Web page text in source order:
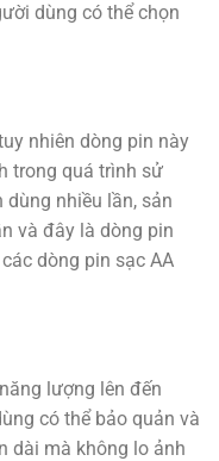
dùng có thể chọn
nhiên dòng pin này
trong quá trình sử
nhiều lần, sản
và đây là dòng pin
dòng pin sạc AA
lượng lên đến
có thể bảo quản và
dài mà không lo ảnh